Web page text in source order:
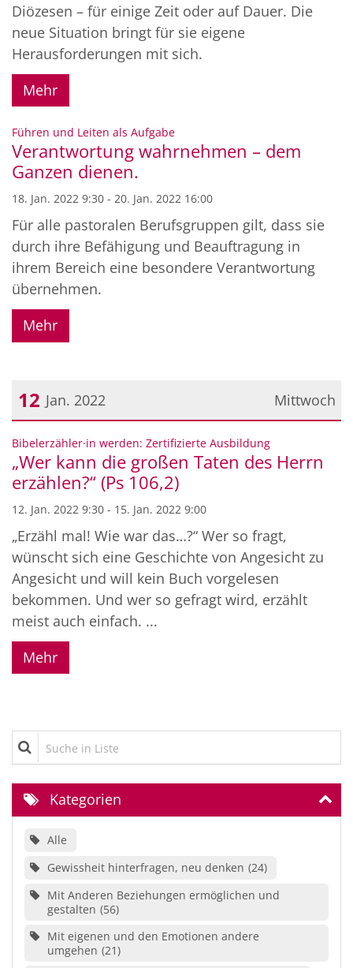
Diözesen – für einige Zeit oder auf Dauer. Die
neue Situation bringt für sie eigene
Herausforderungen mit sich.
Mehr
Führen und Leiten als Aufgabe:
Verantwortung wahrnehmen – dem
Ganzen dienen.
18. Jan. 2022 9:30 - 20. Jan. 2022 16:00
Für alle pastoralen Berufsgruppen gilt, dass sie
durch ihre Befähigung und Beauftragung in
ihrem Bereich eine besondere Verantwortung
übernehmen.
Mehr
Mittwoch
12 Jan. 2022
Datum: 12. Januar 2022
Bibelerzähler·in werden: Zertifizierte Ausbildung:
„Wer kann die großen Taten des Herrn
erzählen?“ (Ps 106,2)
12. Jan. 2022 9:30 - 15. Jan. 2022 9:00
„Erzähl mal! Wie war das…?“ Wer so fragt,
wünscht sich eine Geschichte von Angesicht zu
Angesicht und will kein Buch vorgelesen
bekommen. Und wer so gefragt wird, erzählt
meist auch einfach. ...
Mehr
Suche in Liste
Kategorien
Alle
Gewissheit hinterfragen, neu denken 24
Mit Anderen Beziehungen ermöglichen und
gestalten 56
Mit eigenen und den Emotionen andere
umgehen 21